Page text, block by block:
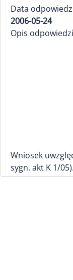
Data
2006-05-24
Opis
Wniosek
sygn. akt K 1/05).